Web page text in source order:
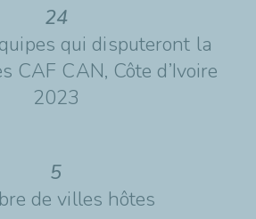
24
qui disputeront la
CAF CAN, Côte d’Ivoire
2023
5
de villes hôtes